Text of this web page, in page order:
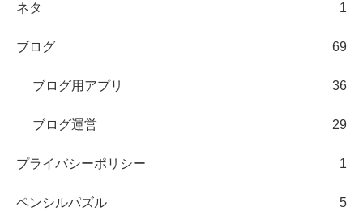
ネタ 1
ブログ 69
ブログ用アプリ 36
ブログ運営 29
プライバシーポリシー 1
ペンシルパズル 5